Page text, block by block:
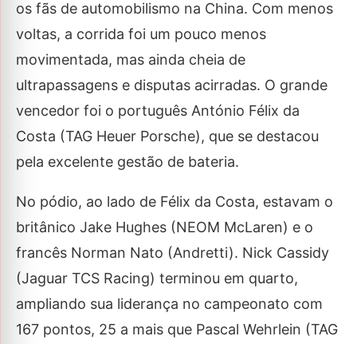
os fãs de automobilismo na China. Com menos
voltas, a corrida foi um pouco menos
movimentada, mas ainda cheia de
ultrapassagens e disputas acirradas. O grande
vencedor foi o português António Félix da
Costa (TAG Heuer Porsche), que se destacou
pela excelente gestão de bateria.
No pódio, ao lado de Félix da Costa, estavam o
britânico Jake Hughes (NEOM McLaren) e o
francês Norman Nato (Andretti). Nick Cassidy
(Jaguar TCS Racing) terminou em quarto,
ampliando sua liderança no campeonato com
167 pontos, 25 a mais que Pascal Wehrlein (TAG